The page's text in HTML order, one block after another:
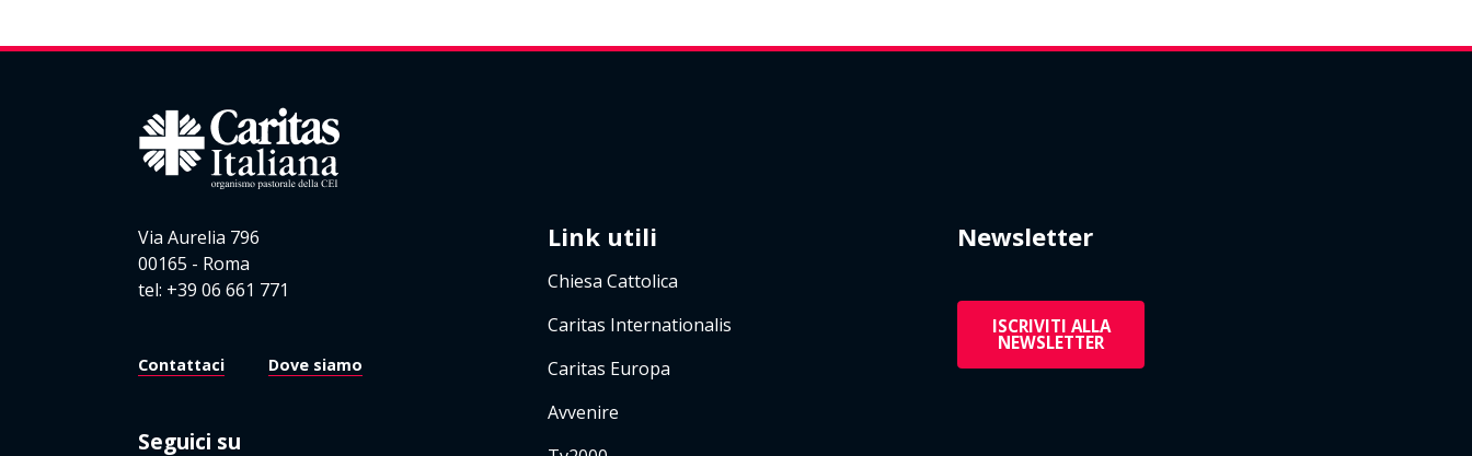
Via Aurelia 796
00165 - Roma
tel: +39 06 661 771
Contattaci Dove siamo
Seguici su
Link utili
Chiesa Cattolica
Caritas Internationalis
Caritas Europa
Avvenire
Newsletter
ISCRIVITI ALLA
NEWSLETTER